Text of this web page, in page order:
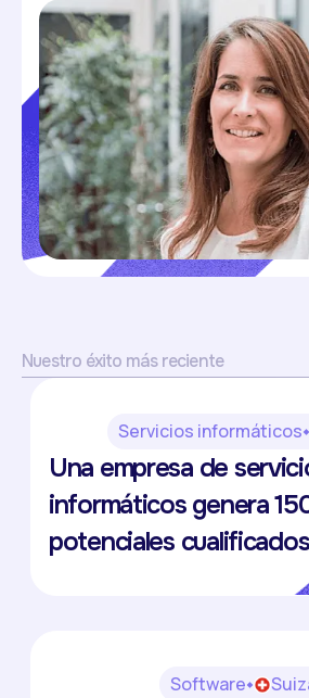
Nuestro éxito más reciente
Servicios informáticos
IKON
Enrico Degrassi
Una empresa de
informáticos genera
potenciales
Software